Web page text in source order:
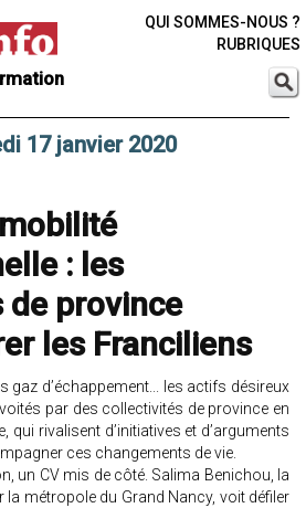
QUI SOMMES-NOUS ?
RUBRIQUES
17 janvier 2020
: les
province
les Franciliens
gaz d’échappement... les actifs désireux
par des collectivités de province en
qui rivalisent d’initiatives et d’arguments
ces changements de vie.
un CV mis de côté. Salima Benichou, la
métropole du Grand Nancy, voit défiler